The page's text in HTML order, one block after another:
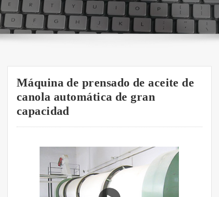
Máquina de prensado de aceite de
canola automática de gran
capacidad